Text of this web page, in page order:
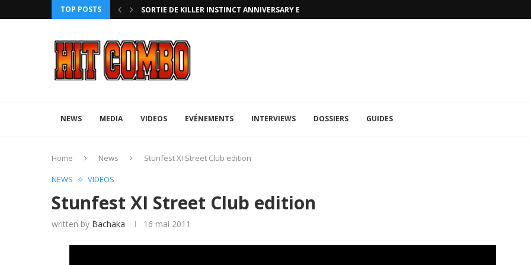
TOP POSTS
AVEC ROLLBACK... SORTIE DE KILLER INSTINCT ANNIVERSARY EDITION
NEWS MEDIA VIDEOS EVÉNEMENTS INTERVIEWS DOSSIERS GUIDES
Home News
Stunfest XI Street Club edition
NEWS
VIDEOS
Stunfest XI Street Club edition
written by Bachaka 16 mai 2011